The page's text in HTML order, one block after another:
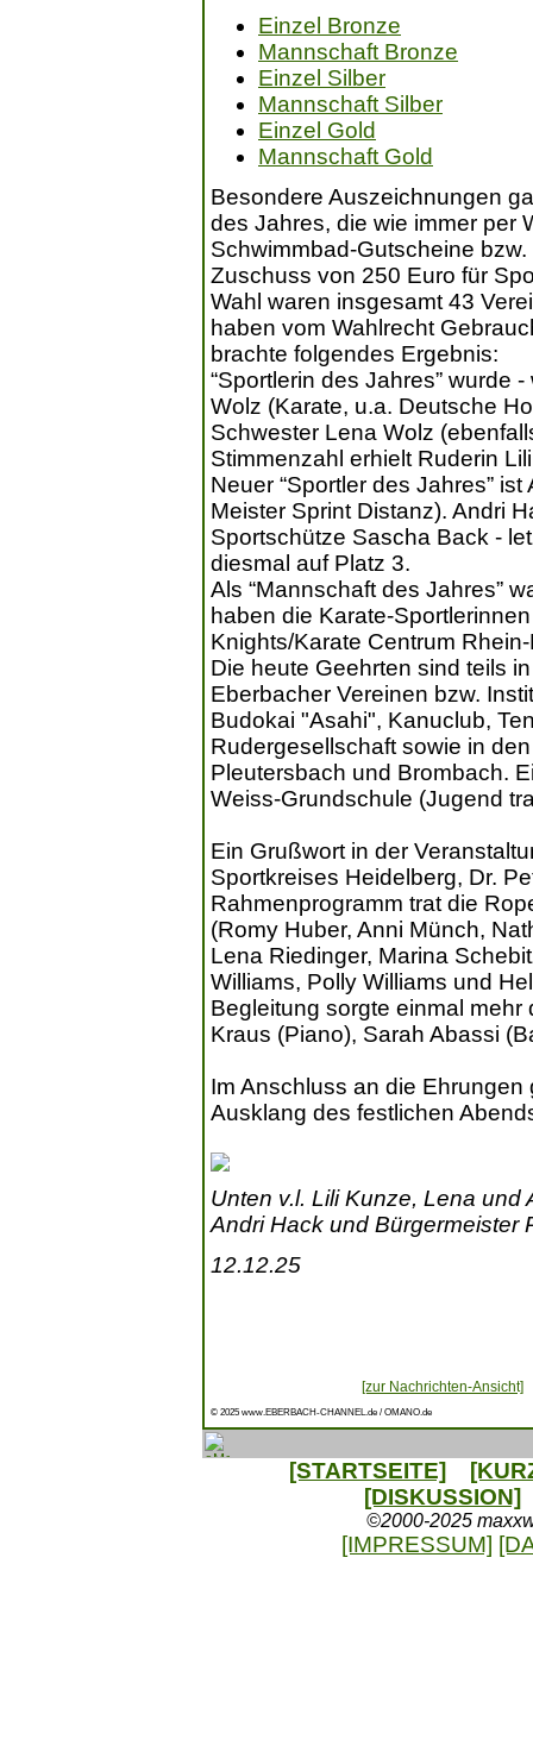
Einzel Bronze
Mannschaft Bronze
Einzel Silber
Mannschaft Silber
Einzel Gold
Mannschaft Gold
Besondere Auszeichnungen
des Jahres, die wie immer per
Schwimmbad-Gutscheine
Zuschuss von 250 Euro für
Wahl waren insgesamt 43
haben vom Wahlrecht
brachte folgendes Ergebnis:
“Sportlerin des Jahres” wurde
Wolz (Karate, u.a. Deutsche
Schwester Lena Wolz
Stimmenzahl erhielt Ruderin
Neuer “Sportler des Jahres”
Meister Sprint Distanz). Andri
Sportschütze Sascha Back -
diesmal auf Platz 3.
Als “Mannschaft des Jahres”
haben die Karate-
Knights/Karate Centrum
Die heute Geehrten sind teils
Eberbacher Vereinen bzw.
Budokai "Asahi", Kanuclub,
Rudergesellschaft sowie in
Pleutersbach und Brombach.
Weiss-Grundschule (Jugend
Ein Grußwort in der
Sportkreises Heidelberg, Dr.
Rahmenprogramm trat die
(Romy Huber, Anni Münch,
Lena Riedinger, Marina
Williams, Polly Williams und
Begleitung sorgte einmal mehr
Kraus (Piano), Sarah Abassi
Im Anschluss an die
Ausklang des festlichen
Unten v.l. Lili Kunze, Lena
Andri Hack und Bürgermeister
12.12.25
[zur Nachrichten-Ansicht]
© 2025 www.EBERBACH-CHANNEL.de / OMANO.de
[STARTSEITE]
[DISKUSSION]
©2000-2025
[IMPRESSUM]